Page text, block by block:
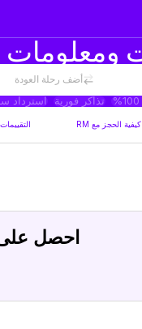
أضف رحلة العودة
تذاكر فورية استرداد
كيفية الحجز مع RM
احصل